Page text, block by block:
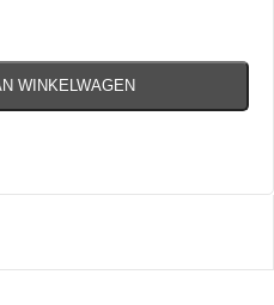
WINKELWAGEN